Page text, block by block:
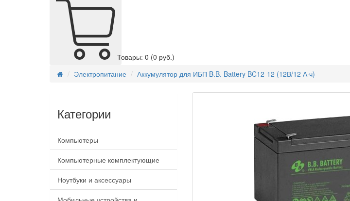
Товары: 0 (0 руб.)
Электропитание
Аккумулятор для ИБП B.B. Battery BC12-12 (12В/12 А·ч)
Категории
Компьютеры
Компьютерные комплектующие
Ноутбуки и аксессуары